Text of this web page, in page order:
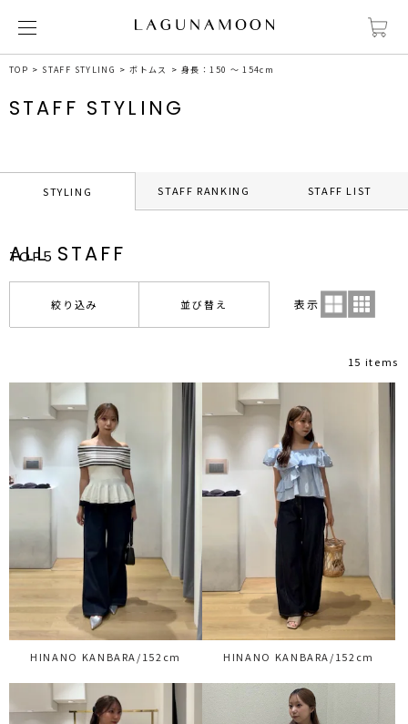
TOP STAFF STYLING ボトムス 身長：150 ～ 154cm
STAFF STYLING
STYLING STAFF RANKING STAFF LIST
TOP5
ALL STAFF
絞り込み 並び替え 表示
15 items
HINANO KANBARA/152cm HINANO KANBARA/152cm